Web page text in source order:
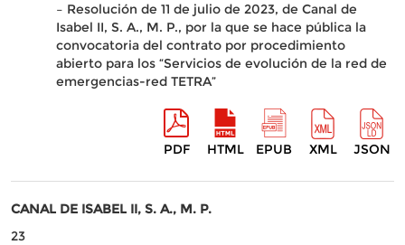
– Resolución de 11 de julio de 2023, de Canal de
Isabel II, S. A., M. P., por la que se hace pública la
convocatoria del contrato por procedimiento
abierto para los “Servicios de evolución de la red de
emergencias-red TETRA”
PDF HTML EPUB XML JSON
CANAL DE ISABEL II, S. A., M. P.
23